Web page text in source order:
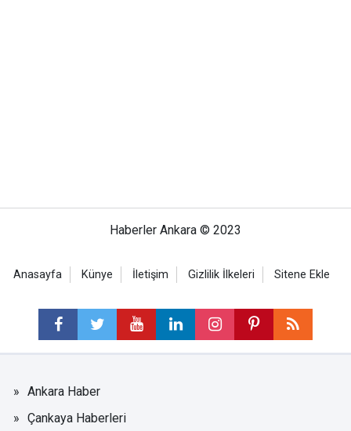
Haberler Ankara © 2023
Anasayfa Künye İletişim Gizlilik İlkeleri Sitene Ekle
Ankara Haber
Çankaya Haberleri